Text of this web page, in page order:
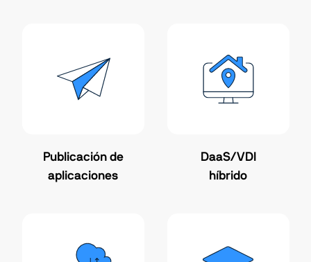
Publicación de
aplicaciones
DaaS/VDI
híbrido